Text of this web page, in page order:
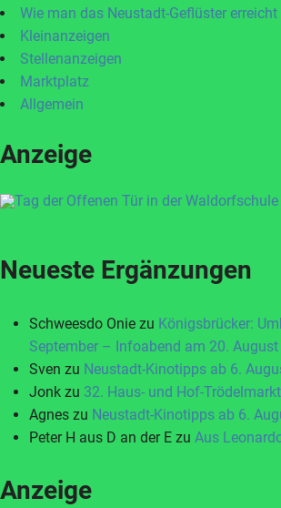
Wie man das Neustadt-Geflüster erreicht
Kleinanzeigen
Stellenanzeigen
Marktplatz
Allgemein
Anzeige
Neueste Ergänzungen
Schweesdo Onie zu Königsbrücker:
September – Infoabend am 20. August
Sven zu Neustadt-Kinotipps ab 6.
Jonk zu 32. Haus- und Hof-
Agnes zu Neustadt-Kinotipps ab 6.
Peter H aus D an der E zu Aus
Anzeige